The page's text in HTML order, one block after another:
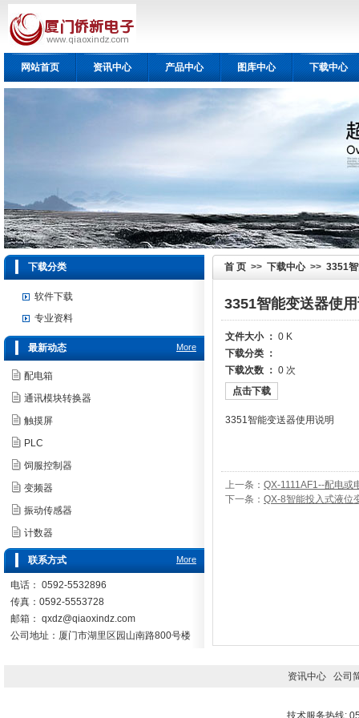
网站首页 资讯中心 产品中心 图库中心 下载中心
首 页 >> 下载中心>> 3351
3351智能变送器使
文件大小 ： 0 K
下载分类 ：
下载次数 ： 0 次
点击下载
3351智能变送器使用说明
上一条： QX-1111AF1--配电或
下一条： QX-8智能投入式液位
下载分类
软件下载
专业资料
More
最新动态
配电箱
通讯模块转换器
触摸屏
PLC
饲服控制器
变频器
振动传感器
计数器
More
联系方式
电话： 0592-5532896
传真：0592-5553728
邮箱： qxdz@qiaoxindz.com
公司地址：厦门市湖里区园山南路800号楼
资讯中心 公司
技术服务热线: